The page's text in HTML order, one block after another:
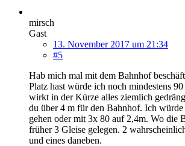
mirsch
Gast
13. November 2017 um 21:34
#5
Hab mich mal mit dem Bahnhof
Platz hast würde ich noch mindestens
wirkt in der Kürze alles ziemlich
du über 4 m für den Bahnhof. Ich
gehen oder mit 3x 80 auf 2,4m. Wo die
früher 3 Gleise gelegen. 2
und eines daneben.